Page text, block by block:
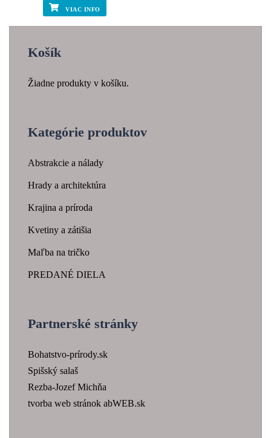
VIAC INFO
Košík
Žiadne produkty v košíku.
Kategórie produktov
Abstrakcie a nálady
Hrady a architektúra
Krajina a príroda
Kvetiny a zátišia
Maľba na tričko
PREDANÉ DIELA
Partnerské stránky
Bohatstvo-prírody.sk
Spišský salaš
Rezba-Jozef Michňa
tvorba web stránok abWEB.sk